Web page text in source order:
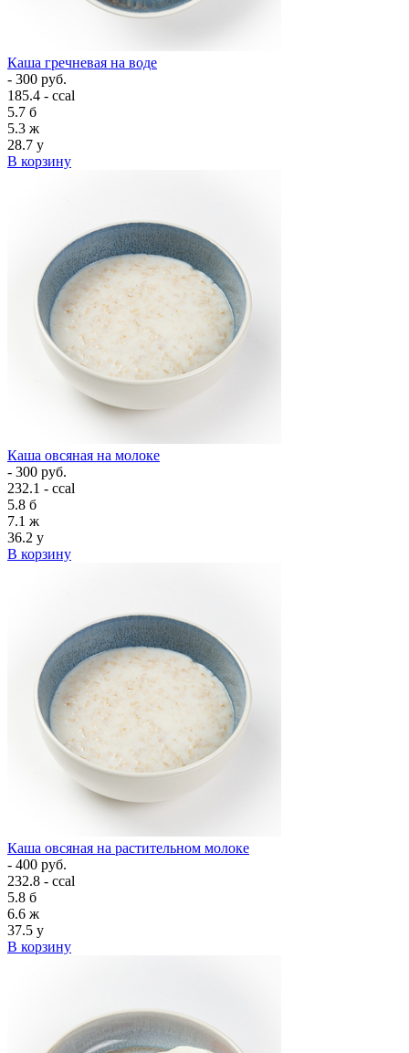
Каша гречневая на воде
- 300 руб.
185.4 - ccal
5.7 б
5.3 ж
28.7 у
В корзину
Каша овсяная на молоке
- 300 руб.
232.1 - ccal
5.8 б
7.1 ж
36.2 у
В корзину
Каша овсяная на растительном молоке
- 400 руб.
232.8 - ccal
5.8 б
6.6 ж
37.5 у
В корзину